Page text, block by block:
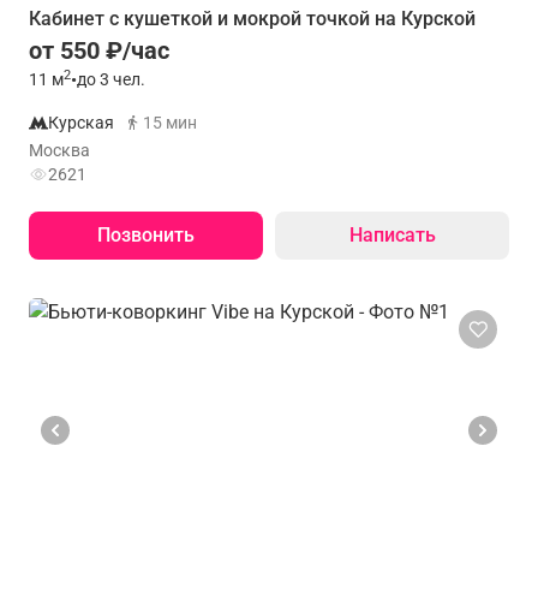
Кабинет с кушеткой и мокрой точкой на Курской
от 550 ₽/час
11 м2•до 3 чел.
Курская
15 мин
Москва
2621
Позвонить Написать